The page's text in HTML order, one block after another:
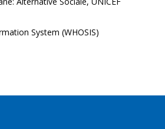
System (WHOSIS)